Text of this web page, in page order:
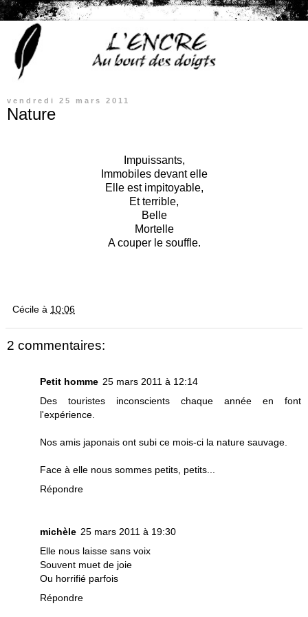
vendredi 25 mars 2011
Nature
Impuissants,
Immobiles devant elle
Elle est impitoyable,
Et terrible,
Belle
Mortelle
A couper le souffle.
Cécile à 10:06
2 commentaires:
Petit homme 25 mars 2011 à 12:14
Des touristes inconscients chaque année en font
l'expérience.
Nos amis japonais ont subi ce mois-ci la nature sauvage.
Face à elle nous sommes petits, petits...
Répondre
michèle 25 mars 2011 à 19:30
Elle nous laisse sans voix
Souvent muet de joie
Ou horrifié parfois
Répondre